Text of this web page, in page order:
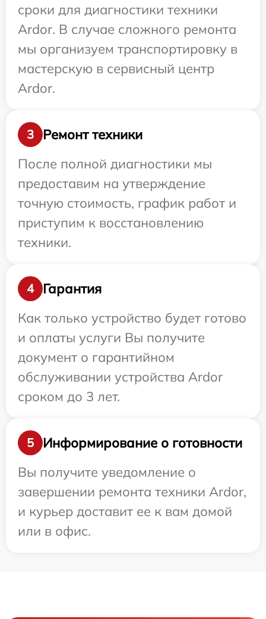
сроки для диагностики техники
Ardor. В случае сложного ремонта
мы организуем транспортировку в
мастерскую в сервисный центр
Ardor.
3
Ремонт техники
После полной диагностики мы
предоставим на утверждение
точную стоимость, график работ и
приступим к восстановлению
техники.
4
Гарантия
Как только устройство будет готово
и оплаты услуги Вы получите
документ о гарантийном
обслуживании устройства Ardor
сроком до 3 лет.
5
Информирование о готовности
Вы получите уведомление о
завершении ремонта техники Ardor,
и курьер доставит ее к вам домой
или в офис.